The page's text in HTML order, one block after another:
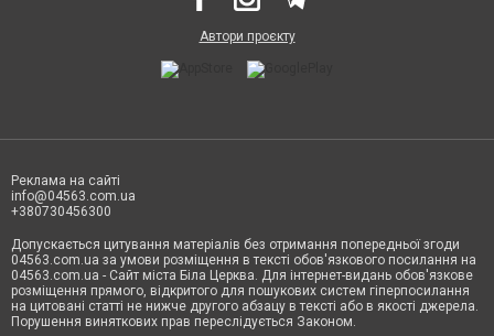
Автори проєкту
Реклама на сайті
info@04563.com.ua
+380730456300
Допускається цитування матеріалів без отримання попередньої згоди
04563.com.ua за умови розміщення в тексті обов'язкового посилання на
04563.com.ua - Сайт міста Біла Церква. Для інтернет-видань обов'язкове
розміщення прямого, відкритого для пошукових систем гіперпосилання
на цитовані статті не нижче другого абзацу в тексті або в якості джерела.
Порушення виняткових прав переслідується Законом.